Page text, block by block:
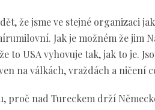
že jsme ve stejné organizaci
Jak je možném že jim
to USA vyhovuje tak, jak to je.
na válkách, vraždách a ničení
proč nad Tureckem drží